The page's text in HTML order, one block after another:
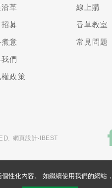
革
招募
意
們
權政策
線上購
香草教室
常見問題
網頁設計‧IBEST
性化內容。 如繼續使用我們的網站